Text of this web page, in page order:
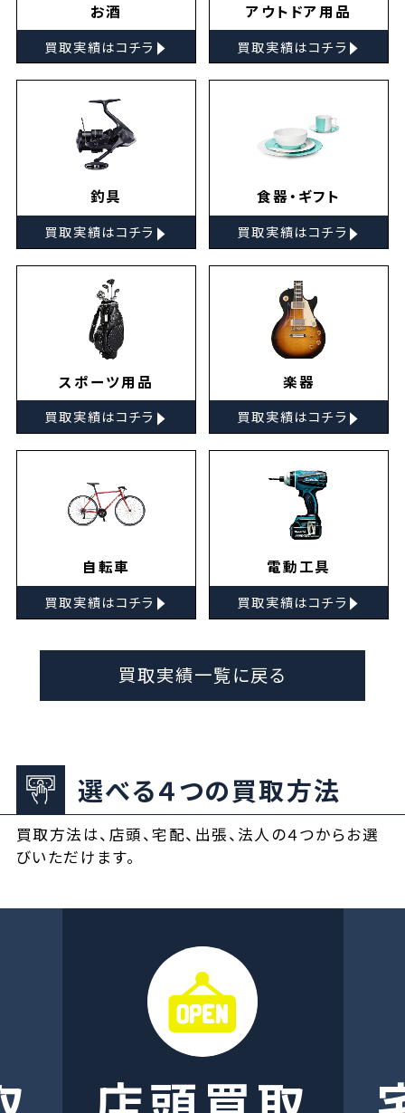
お酒
買取実績はコチラ ▸
アウトドア用品
買取実績はコチラ ▸
釣具
買取実績はコチラ ▸
食器・ギフト
買取実績はコチラ ▸
スポーツ用品
買取実績はコチラ ▸
楽器
買取実績はコチラ ▸
自転車
買取実績はコチラ ▸
電動工具
買取実績はコチラ ▸
買取実績一覧に戻る
選べる４つの買取方法
買取方法は、店頭、宅配、出張、法人の４つからお選
びいただけます。